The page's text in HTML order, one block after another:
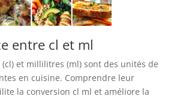
entre cl et ml
et millilitres (ml) sont des unités de
en cuisine. Comprendre leur
la conversion cl ml et améliore la